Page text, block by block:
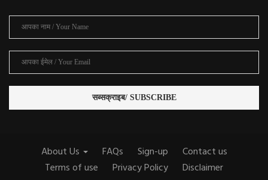
About Us FAQs Sign-up
Contact us
Terms of use
Privacy Policy Disclaimer